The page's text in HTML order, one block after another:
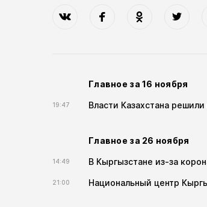
Главное за 16 ноября
19:47 Власти Казахстана
Главное за 26 ноября
14:49 В Кыргызстане из-за
21:00 Национальный центр